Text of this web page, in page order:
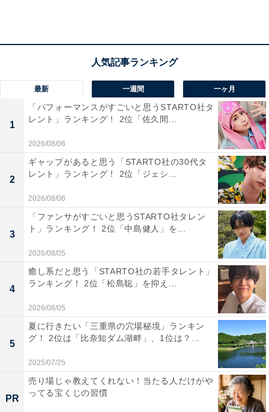
「注文は1人ずつ、決まってから承りたいです。ビー
ル！と言い出したら俺も！私も！自分は梅酒！みたいな
間髪入れずに言うてこないでほしい（20代・女性）」
他のお客さまの迷惑なので……！ 控えてほしかっ
たこと
最新 一週間 一ヶ月
1
「パフォーマンスがすごいと思うSTARTO社タ
レント」ランキング！ 2位「佐久間...
2026/08/06
2
ギャップがあると思う「STARTO社の30代タ
レント」ランキング！ 2位「ジェシ...
2026/08/06
3
「ファンサがすごいと思うSTARTO社タレン
ト」ランキング！ 2位「中島健人」を...
2026/08/05
4
癒し系だと思う「STARTO社の若手タレント」
ランキング！ 2位「松島聡」を抑え...
2026/08/05
5
夏に行きたい「三重県の穴場秘境」ランキン
グ！ 2位は「比奈知ダム湖畔」、1位は？...
2025/07/25
PR
売り場じゃ教えてくれない！当たる人だけがや
ってる宝くじの習慣